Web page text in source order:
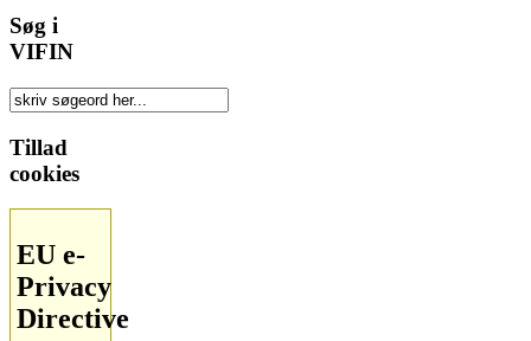
Søg i
VIFIN
Tillad
cookies
EU e-
Privacy
Directive